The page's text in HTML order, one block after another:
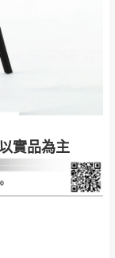
實品為主
山區、石碇、坪
林、福隆、淡水山
區、北投湖山路、
基隆山區
，
提供吊掛
式吊運，
並非一般
讓你不用整
。
暫無法配送